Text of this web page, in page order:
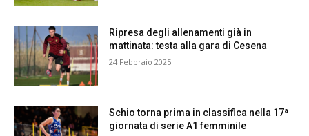
Ripresa degli allenamenti già in
mattinata: testa alla gara di Cesena
24 Febbraio 2025
Schio torna prima in classifica nella 17ª
giornata di serie A1 femminile